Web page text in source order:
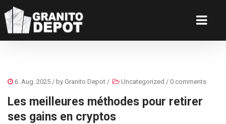
6. Aug. 2025 / by Granito Depot / Uncategorized / 0 comments
Les meilleures méthodes pour retirer
ses gains en cryptos